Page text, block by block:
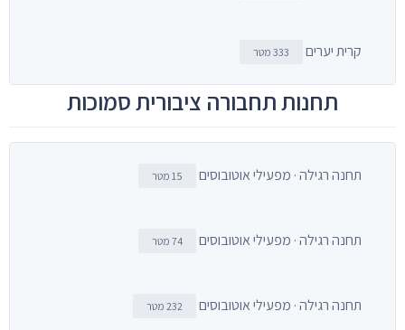
קרית יערים 333 מטר
תחנות תחבורה ציבורית סמוכות
תחנה רגילה · מפעילי אוטובוסים 15 מטר
תחנה רגילה · מפעילי אוטובוסים 74 מטר
תחנה רגילה · מפעילי אוטובוסים 232 מטר